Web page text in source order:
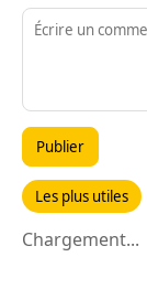
Publier
Les plus utiles
Chargement...